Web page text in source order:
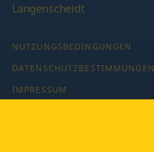
Langenscheidt
NUTZUNGSBEDINGUNGEN
DATENSCHUTZBESTIMMUNGEN
IMPRESSUM